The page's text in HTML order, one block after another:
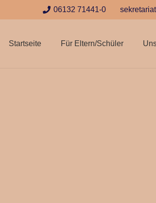
06132 71441-0
Startseite Für Eltern/Schüler